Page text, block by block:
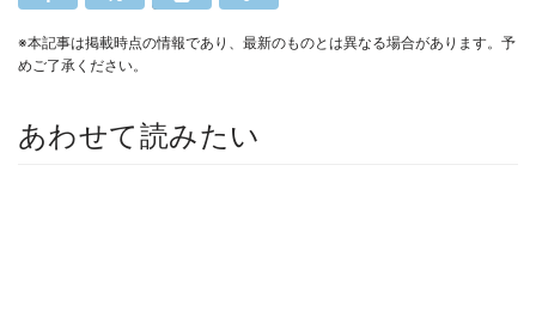
※本記事は掲載時点の情報であり、最新のものとは異なる場合があります。予
めご了承ください。
あわせて読みたい